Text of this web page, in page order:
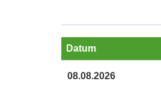
zum
Datum
08.08.2026